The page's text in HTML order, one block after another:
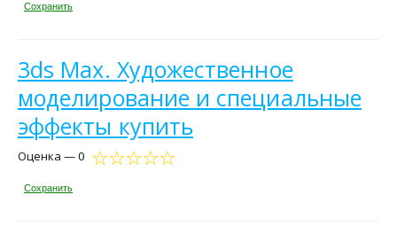
Сохранить
3ds Max. Художественное
моделирование и специальные
эффекты купить
Оценка — 0
Сохранить